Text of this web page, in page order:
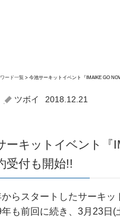
ード一覧 今池サーキットイベント『IMAIKE GO
ツボイ 2018.12.21
ーキットイベント『
受付も開始!!
らスタートしたサーキッ
年も前回に続き、3月23日